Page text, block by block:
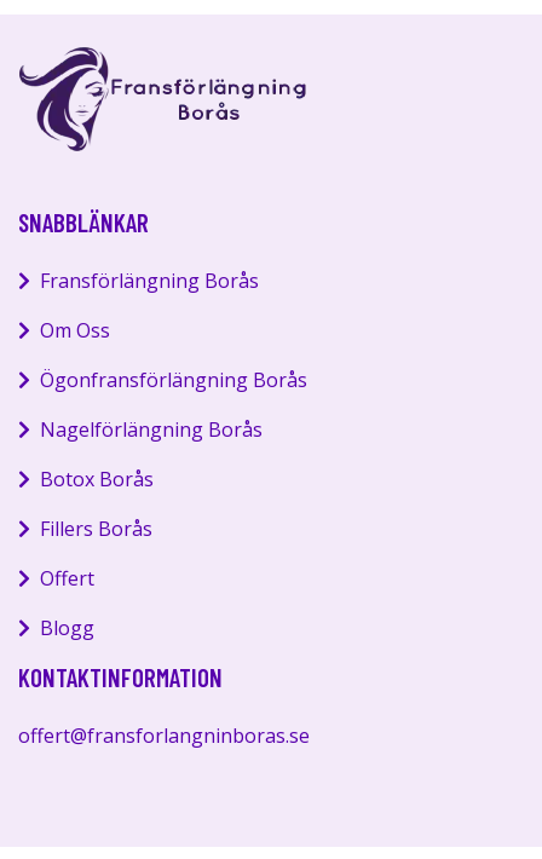
SNABBLÄNKAR
Fransförlängning Borås
Om Oss
Ögonfransförlängning Borås
Nagelförlängning Borås
Botox Borås
Fillers Borås
Offert
Blogg
KONTAKTINFORMATION
offert@fransforlangninboras.se